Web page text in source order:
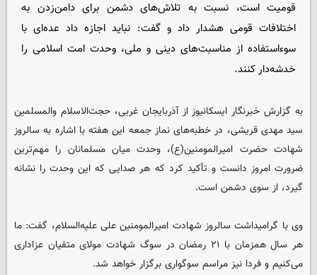
قومیت است، نسبت به تلاش‌های دشمن برای دامن‌زدن به
اختلافات قومی هشدار داد و گفت: نباید اجازه داد عده‌ای با
سوءاستفاده از مناسبت‌های دینی و ملی، وحدت امت اسلامی را
خدشه‌دار کنند.
به گزارش خبرنگار ایسکانیوزاز آذربایجان غربی، حجت‌الاسلام والمسلمین
سید مهدی قریشی، در خطبه‌های نماز جمعه این هفته با اشاره به سالروز
شهادت حضرت امیرالمومنین(ع)، وحدت میان مسلمانان را مهم‌ترین
ضرورت امروز دانست و تأکید کرد که هر صدایی که این وحدت را نشانه
گیرد، از سوی دشمن است.
وی با گرامیداشت سالروز شهادت امیرالمومنین علی علیه‌السلام، گفت: ما
هر سال همزمان با ۲۱ رمضان در سوگ شهادت مولای متقیان عزاداری
می‌کنیم و فردا نیز مراسم سوگواری برگزار خواهد شد.